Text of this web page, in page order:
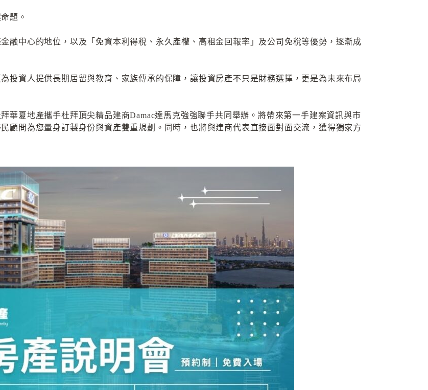
題。
融中心的地位，以及「免資本利得稅、永久產權、高租金回報率」及公司免稅等優勢，逐漸成
投資人提供長期居留與教育、家族傳承的保障，讓投資房產不只是財務選擇，更是為未來布局
華夏地產攜手杜拜頂尖精品建商Damac達馬克強強聯手共同舉辦。將帶來第一手建案資訊與市
顧問為您量身訂製身份與資產雙重規劃。同時，也將與建商代表直接面對面交流，獲得獨家方